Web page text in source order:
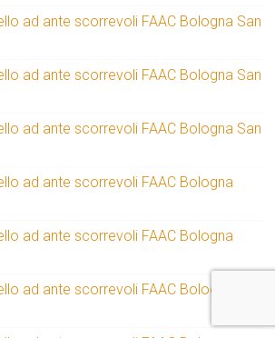
ad ante scorrevoli FAAC Bologna San
ad ante scorrevoli FAAC Bologna San
ad ante scorrevoli FAAC Bologna San
ad ante scorrevoli FAAC Bologna
ad ante scorrevoli FAAC Bologna
ad ante scorrevoli FAAC Bologna